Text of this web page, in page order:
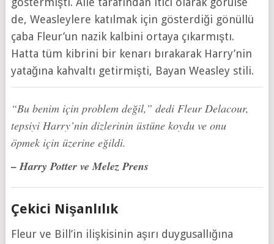
de, Weasleylere katılmak için gösterdiği gönüllü
çaba Fleur’un nazik kalbini ortaya çıkarmıştı.
Hatta tüm kibrini bir kenarı bırakarak Harry’nin
yatağına kahvaltı getirmişti, Bayan Weasley stili.
“Bu benim için problem değil,” dedi Fleur Delacour,
tepsiyi Harry’nin dizlerinin üstüne koydu ve onu
öpmek için üzerine eğildi.
– Harry Potter ve Melez Prens
Çekici Nişanlılık
Fleur ve Bill’in ilişkisinin aşırı duygusallığına